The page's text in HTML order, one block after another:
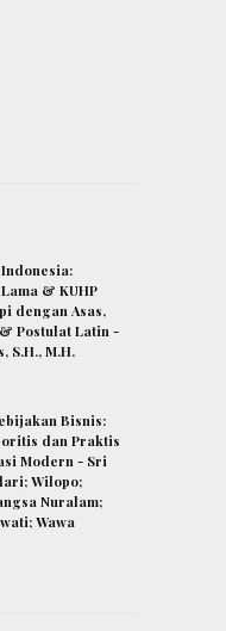
& KUHP
dengan Asas,
Postulat Latin -
S.H., M.H.
Bisnis:
dan Praktis
Modern - Sri
Wilopo;
Nuralam;
Wawa